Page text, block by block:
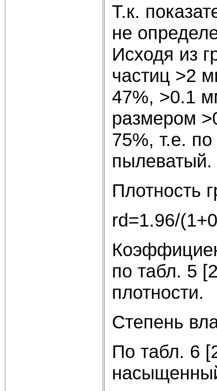
Т.к.
не
Исходя из
частиц >2
47%, >0.1
размером
75%, т.е.
пылеватый.
Плотность
rd=1.96/
по табл. 5
плотности.
Степень
По табл. 6